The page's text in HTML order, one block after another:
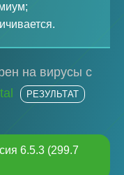
на вирусы с
РЕЗУЛЬТАТ
6.5.3 (299.7